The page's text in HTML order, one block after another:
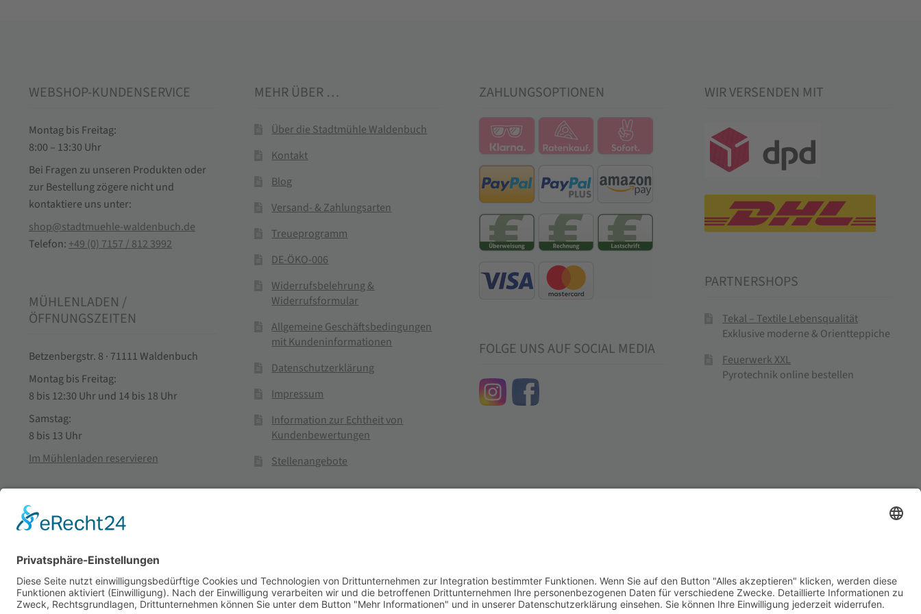
WEBSHOP-KUNDENSERVICE
Montag bis Freitag:
8:00 – 13:30 Uhr
Bei Fragen zu unseren Produkten oder
zur Bestellung zögere nicht und
kontaktiere uns unter:
shop@stadtmuehle-waldenbuch.de
Telefon: +49 (0) 7157 / 812 3992
MÜHLENLADEN /
ÖFFNUNGSZEITEN
Betzenbergstr. 8 · 71111 Waldenbuch
Montag bis Freitag:
8 bis 12:30 Uhr und 14 bis 18 Uhr
Samstag:
8 bis 13 Uhr
Im Mühlenladen reservieren
MEHR ÜBER …
Über die Stadtmühle Waldenbuch
Kontakt
Blog
Versand- & Zahlungsarten
Treueprogramm
DE-ÖKO-006
Widerrufsbelehrung &
Widerrufsformular
Allgemeine Geschäftsbedingungen
mit Kundeninformationen
Datenschutzerklärung
Impressum
Information zur Echtheit von
Kundenbewertungen
Stellenangebote
ZAHLUNGSOPTIONEN
FOLGE UNS AUF SOCIAL MEDIA
WIR VERSENDEN MIT
PARTNERSHOPS
Tekal – Textile Lebensqualität
Exklusive moderne & Orientteppiche
Feuerwerk XXL
Pyrotechnik online bestellen
© Stadtmühle Waldenbuch 2026– Dein zuverlässiger Partner im Landhandel für hochwertige Futtermittel, Saatgut, Zuchtmittel und Mühlenprodukte ·Cookie-Einstellungen